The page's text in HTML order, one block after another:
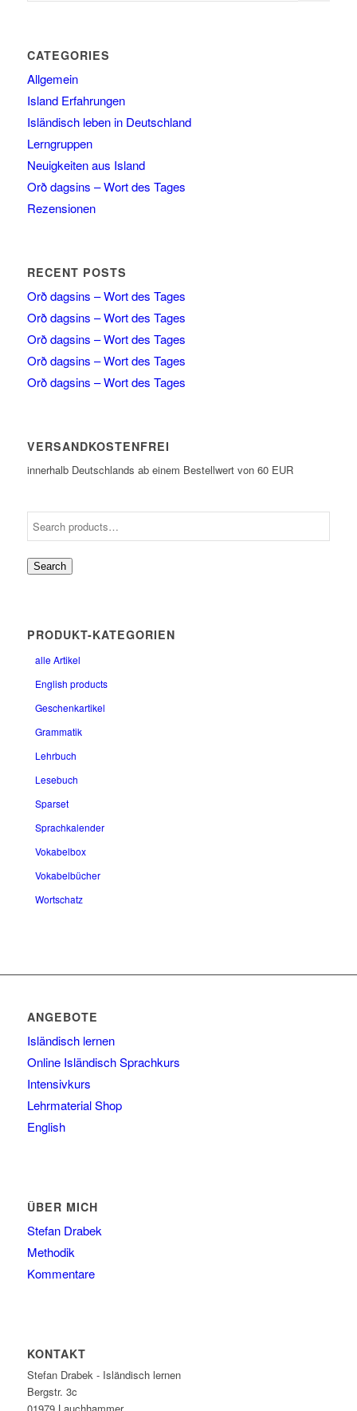
CATEGORIES
Allgemein
Island Erfahrungen
Isländisch leben in Deutschland
Lerngruppen
Neuigkeiten aus Island
Orð dagsins – Wort des Tages
Rezensionen
RECENT POSTS
Orð dagsins – Wort des Tages
Orð dagsins – Wort des Tages
Orð dagsins – Wort des Tages
Orð dagsins – Wort des Tages
Orð dagsins – Wort des Tages
VERSANDKOSTENFREI
innerhalb Deutschlands ab einem Bestellwert von 60 EUR
Search
PRODUKT-KATEGORIEN
alle Artikel
English products
Geschenkartikel
Grammatik
Lehrbuch
Lesebuch
Sparset
Sprachkalender
Vokabelbox
Vokabelbücher
Wortschatz
ANGEBOTE
Isländisch lernen
Online Isländisch Sprachkurs
Intensivkurs
Lehrmaterial Shop
English
ÜBER MICH
Stefan Drabek
Methodik
Kommentare
KONTAKT
Stefan Drabek - Isländisch lernen
Bergstr. 3c
01979 Lauchhammer